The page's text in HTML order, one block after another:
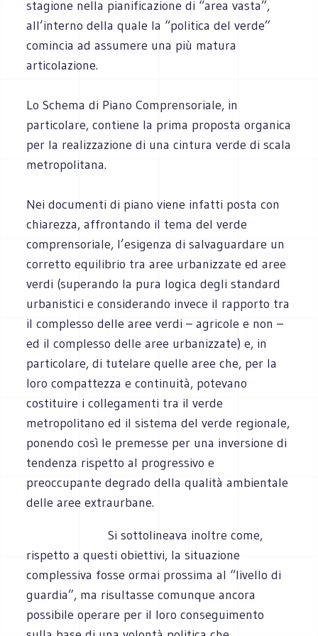
stagione nella pianificazione di “area vasta”,
all’interno della quale la “politica del verde”
comincia ad assumere una più matura
articolazione.
Lo Schema di Piano Comprensoriale, in
particolare, contiene la prima proposta organica
per la realizzazione di una cintura verde di scala
metropolitana.
Nei documenti di piano viene infatti posta con
chiarezza, affrontando il tema del verde
comprensoriale, l’esigenza di salvaguardare un
corretto equilibrio tra aree urbanizzate ed aree
verdi (superando la pura logica degli standard
urbanistici e considerando invece il rapporto tra
il complesso delle aree verdi – agricole e non –
ed il complesso delle aree urbanizzate) e, in
particolare, di tutelare quelle aree che, per la
loro compattezza e continuità, potevano
costituire i collegamenti tra il verde
metropolitano ed il sistema del verde regionale,
ponendo così le premesse per una inversione di
tendenza rispetto al progressivo e
preoccupante de­grado della qualità ambientale
delle aree extraurbane.
Si sottolineava inoltre come,
rispetto a questi obiettivi, la situazione
complessiva fosse ormai prossima al “livello di
guardia”, ma risultasse comunque ancora
possibile operare per il loro conseguimento